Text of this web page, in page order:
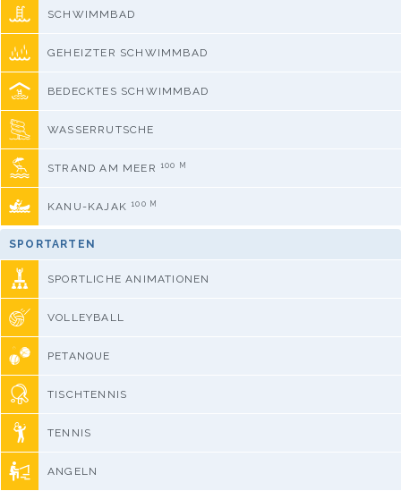
SCHWIMMBAD
GEHEIZTER SCHWIMMBAD
BEDECKTES SCHWIMMBAD
WASSERRUTSCHE
STRAND AM MEER 100 M
KANU-KAJAK 100 M
SPORTARTEN
SPORTLICHE ANIMATIONEN
VOLLEYBALL
PETANQUE
TISCHTENNIS
TENNIS
ANGELN